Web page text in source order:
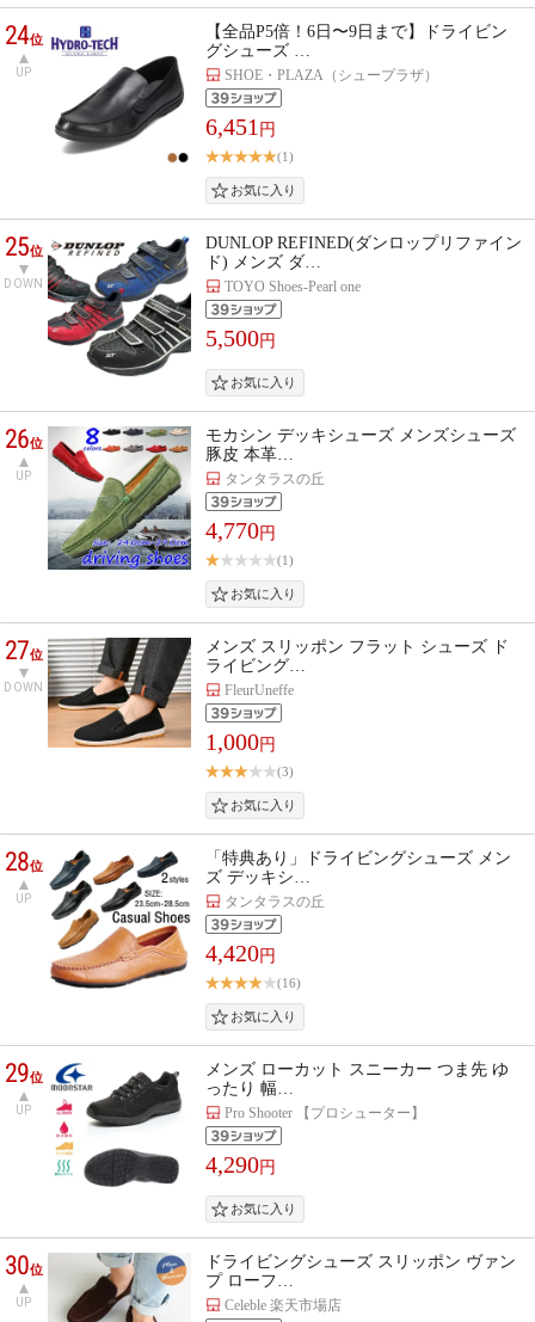
24位
UP
【全品P5倍！6日〜9日まで】ドライビン
グシューズ …
SHOE・PLAZA（シュープラザ）
6,451 円
(1)
25位
DOWN
DUNLOP REFINED(ダンロップリファイン
ド) メンズ ダ…
TOYO Shoes-Pearl one
5,500円
26位
UP
モカシン デッキシューズ メンズシューズ
豚皮 本革…
タンタラスの丘
4,770円
(1)
27位
DOWN
メンズ スリッポン フラット シューズ ド
ライビング…
FleurUneffe
1,000円
(3)
28位
UP
「特典あり」ドライビングシューズ メン
ズ デッキシ…
タンタラスの丘
4,420円
(16)
29位
UP
メンズ ローカット スニーカー つま先 ゆ
ったり 幅…
Pro Shooter 【プロシューター】
4,290円
30位
UP
ドライビングシューズ スリッポン ヴァン
プ ローフ…
Celeble 楽天市場店